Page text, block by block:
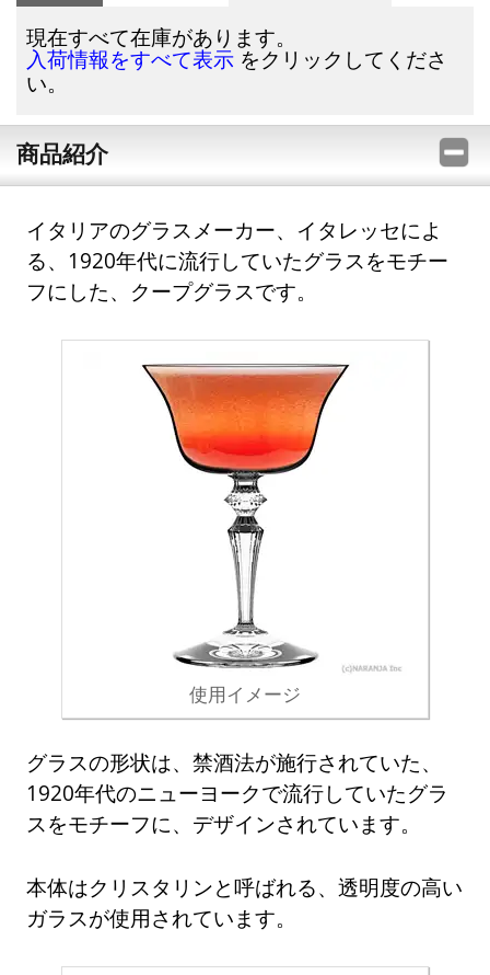
現在すべて在庫があります。
入荷情報をすべて表示 をクリックしてくださ
い。
商品紹介
イタリアのグラスメーカー、イタレッセによ
る、1920年代に流行していたグラスをモチー
フにした、クープグラスです。
使用イメージ
グラスの形状は、禁酒法が施行されていた、
1920年代のニューヨークで流行していたグラ
スをモチーフに、デザインされています。
本体はクリスタリンと呼ばれる、透明度の高い
ガラスが使用されています。